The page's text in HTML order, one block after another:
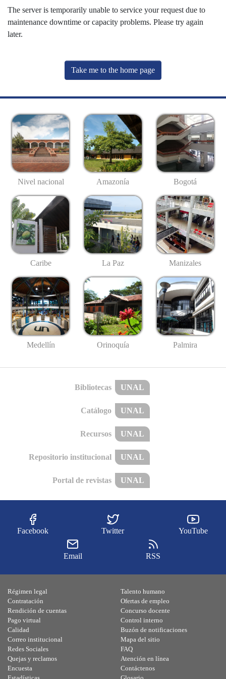
The server is temporarily unable to service your request due to
maintenance downtime or capacity problems. Please try again
later.
Take me to the home page
Nivel nacional Amazonía Bogotá
Caribe La Paz Manizales
Medellín Orinoquía Palmira
Bibliotecas UNAL
Catálogo UNAL
Recursos UNAL
Repositorio institucional UNAL
Portal de revistas UNAL
Facebook Twitter YouTube
Email RSS
Régimen legal
Contratación
Rendición de cuentas
Pago virtual
Calidad
Talento humano
Ofertas de empleo
Concurso docente
Control interno
Buzón de notificaciones
Correo institucional
Redes Sociales
Quejas y reclamos
Encuesta
Mapa del sitio
FAQ
Atención en línea
Contáctenos